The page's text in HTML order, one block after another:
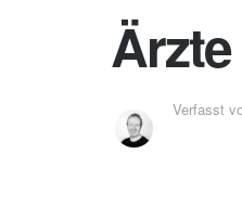
Verfasst